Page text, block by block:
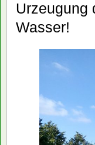
Urzeugung
Wasser!